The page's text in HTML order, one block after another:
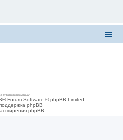
by Microcosmo Acquari
Forum Software © phpBB Limited
phpBB
phpBB